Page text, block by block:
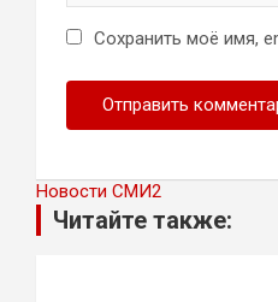
Сохранить моё имя,
Новости СМИ2
Читайте также: